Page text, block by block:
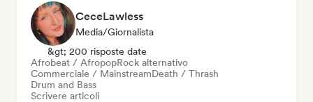
CeceLawless
Media/Giornalista
&gt; 200 risposte date
Afrobeat / AfropopRock alternativo
Commerciale / MainstreamDeath / Thrash
Drum and Bass
Scrivere articoli